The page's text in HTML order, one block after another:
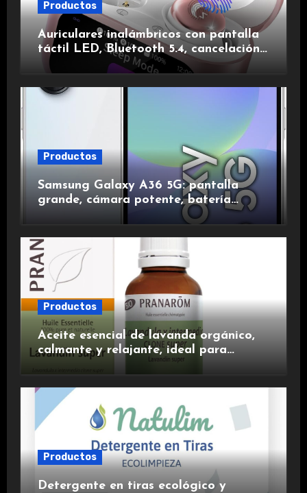
Productos
Auriculares inalámbricos con pantalla
táctil LED, Bluetooth 5.4, cancelación
de ruido, impermeables y de larga
Productos
Samsung Galaxy A36 5G: pantalla
grande, cámara potente, batería
duradera y carga rápida para una
experiencia premium.
Productos
Aceite esencial de lavanda orgánico,
calmante y relajante, ideal para
Productos
Detergente en tiras ecológico y